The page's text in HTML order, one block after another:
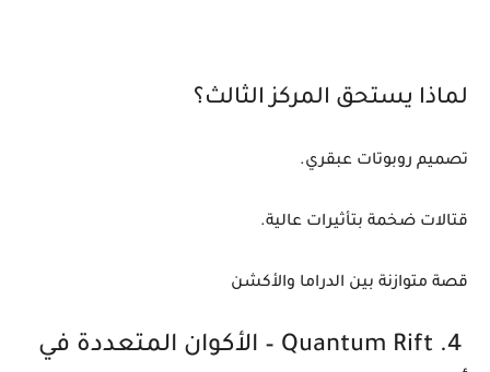
لماذا يستحق المركز الثالث؟
تصميم روبوتات عبقري.
قتالات ضخمة بتأثيرات عالية.
قصة متوازنة بين الدراما والأكشن
4. Quantum Rift – الأكوان المتعددة في